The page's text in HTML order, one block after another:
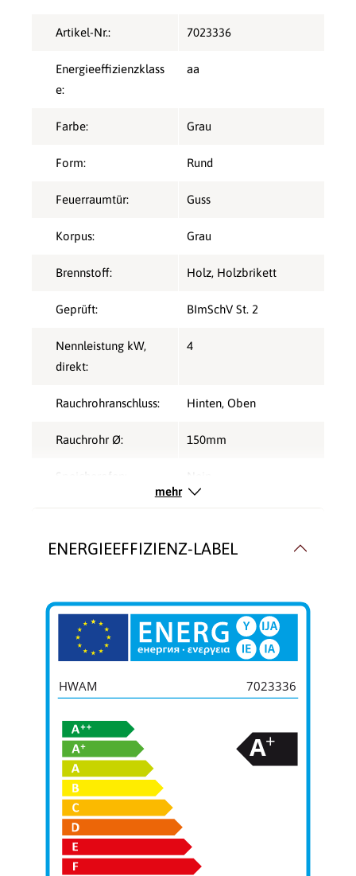
Artikel-Nr.: 7023336
Energieeffizienzklass
e:
aa
Farbe: Grau
Form: Rund
Feuerraumtür: Guss
Korpus: Grau
Brennstoff: Holz, Holzbrikett
Geprüft: BImSchV St. 2
Nennleistung kW,
direkt:
4
Rauchrohranschluss: Hinten, Oben
Rauchrohr Ø: 150mm
Speicherofen:
Raumluftunabhängig
Verkleidungsmaterial: Speckstein
Wärmetransport: Luftführend, Luftführend
mehr
ENERGIEEFFIZIENZ-LABEL
HWAM 7023336
A+